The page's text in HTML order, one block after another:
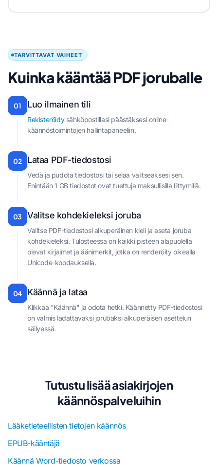
TARVITTAVAT VAIHEET
Kuinka kääntää PDF joruballe
01 Luo ilmainen tili
Rekisteröidysähköpostillasi päästäksesi online-
käännöstoimintojen hallintapaneeliin.
02 Lataa PDF-tiedostosi
Vedä ja pudota tiedostosi tai selaa valitseaksesi sen.
Enintään 1 GB tiedostot ovat tuettuja maksullisilla liittymillä.
03 Valitse kohdekieleksi joruba
Valitse PDF-tiedostosi alkuperäinen kieli ja aseta joruba
kohdekieleksi. Tulosteessa on kaikki pisteen alapuolella
olevat kirjaimet ja äänimerkit, jotka on renderöity oikealla
Unicode-koodauksella.
04 Käännä ja lataa
Klikkaa "Käännä" ja odota hetki. Käännetty PDF-tiedostosi
on valmis ladattavaksi jorubaksi alkuperäisen asettelun
säilyessä.
Tutustu lisää asiakirjojen
käännöspalveluihin
Lääketieteellisten tietojen käännös
EPUB-kääntäjä
Käännä Word-tiedosto verkossa